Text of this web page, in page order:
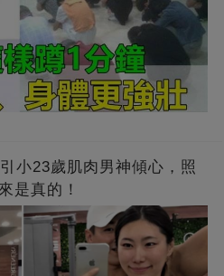
小23歲肌肉男神傾心，照
是真的！